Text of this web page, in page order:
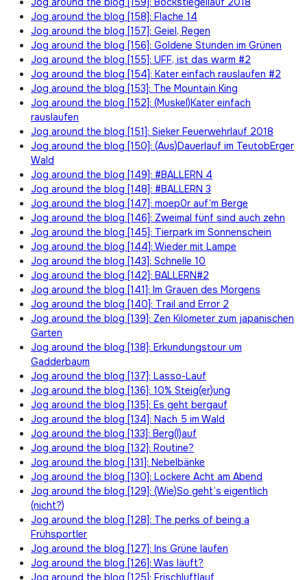
Jog around the blog [158]: Flache 14
Jog around the blog [157]: Geiel, Regen
Jog around the blog [156]: Goldene Stunden im Grünen
Jog around the blog [155]: UFF, ist das warm #2
Jog around the blog [154]: Kater einfach rauslaufen #2
Jog around the blog [153]: The Mountain King
Jog around the blog [152]: (Muskel)Kater einfach
rauslaufen
Jog around the blog [151]: Sieker Feuerwehrlauf 2018
Jog around the blog [150]: (Aus)Dauerlauf im TeutobErger
Wald
Jog around the blog [149]: #BALLERN 4
Jog around the blog [148]: #BALLERN 3
Jog around the blog [147]: moep0r auf’m Berge
Jog around the blog [146]: Zweimal fünf sind auch zehn
Jog around the blog [145]: Tierpark im Sonnenschein
Jog around the blog [144]: Wieder mit Lampe
Jog around the blog [143]: Schnelle 10
Jog around the blog [142]: BALLERN#2
Jog around the blog [141]: Im Grauen des Morgens
Jog around the blog [140]: Trail and Error 2
Jog around the blog [139]: Zen Kilometer zum japanischen
Garten
Jog around the blog [138]: Erkundungstour um
Gadderbaum
Jog around the blog [137]: Lasso-Lauf
Jog around the blog [136]: 10% Steig(er)ung
Jog around the blog [135]: Es geht bergauf
Jog around the blog [134]: Nach 5 im Wald
Jog around the blog [133]: Berg(l)auf
Jog around the blog [132]: Routine?
Jog around the blog [131]: Nebelbänke
Jog around the blog [130]: Lockere Acht am Abend
Jog around the blog [129]: (Wie)So geht’s eigentlich
(nicht?)
Jog around the blog [128]: The perks of being a
Frühsportler
Jog around the blog [127]: Ins Grüne laufen
Jog around the blog [126]: Was läuft?
Jog around the blog [125]: Frischluftlauf